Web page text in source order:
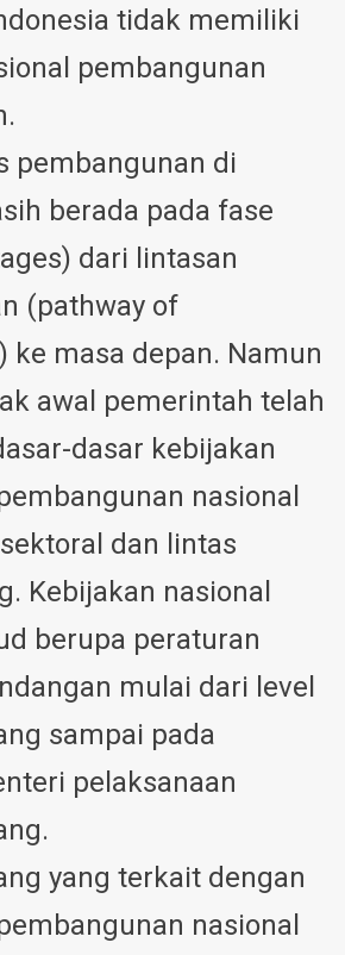
tidak memiliki
pembangunan
pembangunan di
berada pada fase
dari lintasan
(pathway of
ke masa depan. Namun
awal pemerintah telah
dasar kebijakan
nasional
dan lintas
Kebijakan nasional
berupa peraturan
mulai dari level
sampai pada
pelaksanaan
yang terkait dengan
nasional